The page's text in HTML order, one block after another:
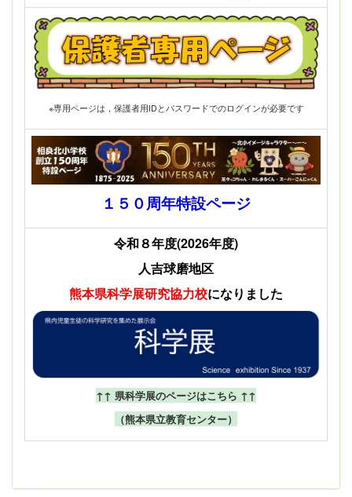
※専用ページは，保護者用IDとパスワードでのログインが必要です
１５０周年特設ページ
令和８年度(2026年度)
人吉球磨地区
熊本県科学展研究協力校になりました
↑↑ 県科学展のページはこちら ↑↑
（熊本県立教育センター）